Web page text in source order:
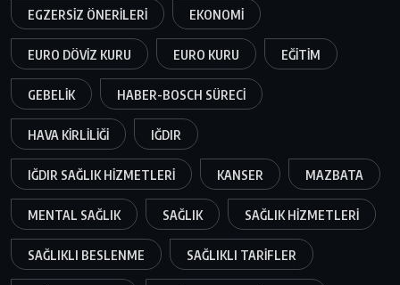
EGZERSIZ ÖNERILERI EKONOMI
EURO DÖVIZ KURU EURO KURU EĞITIM
GEBELIK HABER-BOSCH SÜRECI
HAVA KIRLILIĞI IĞDIR
IĞDIR SAĞLIK HIZMETLERI KANSER MAZBATA
MENTAL SAĞLIK SAĞLIK SAĞLIK HIZMETLERI
SAĞLIKLI BESLENME SAĞLIKLI TARIFLER